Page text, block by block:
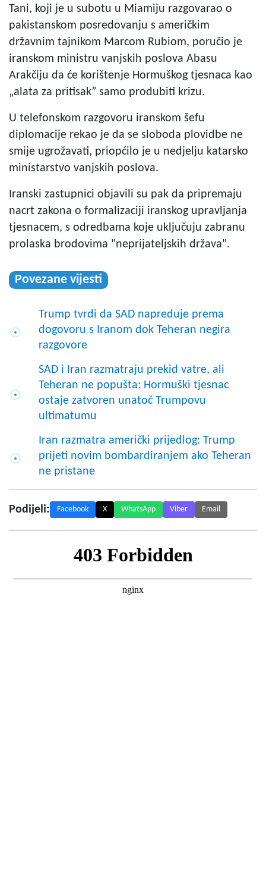
Tani, koji je u subotu u Miamiju razgovarao o
pakistanskom posredovanju s američkim
državnim tajnikom Marcom Rubiom, poručio je
iranskom ministru vanjskih poslova Abasu
Arakčiju da će korištenje Hormuškog tjesnaca kao
„alata za pritisak” samo produbiti krizu.
U telefonskom razgovoru iranskom šefu
diplomacije rekao je da se sloboda plovidbe ne
smije ugrožavati, priopćilo je u nedjelju katarsko
ministarstvo vanjskih poslova.
Iranski zastupnici objavili su pak da pripremaju
nacrt zakona o formalizaciji iranskog upravljanja
tjesnacem, s odredbama koje uključuju zabranu
prolaska brodovima "neprijateljskih država".
Povezane vijesti
Trump tvrdi da SAD napreduje prema
dogovoru s Iranom dok Teheran negira
razgovore
SAD i Iran razmatraju prekid vatre, ali
Teheran ne popušta: Hormuški tjesnac
ostaje zatvoren unatoč Trumpovu
ultimatumu
Iran razmatra američki prijedlog: Trump
prijeti novim bombardiranjem ako Teheran
ne pristane
Podijeli: Facebook X WhatsApp Viber Email